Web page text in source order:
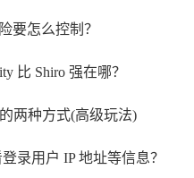
要怎么控制？
比 Shiro 强在哪？
两种方式(高级玩法)
录用户 IP 地址等信息？